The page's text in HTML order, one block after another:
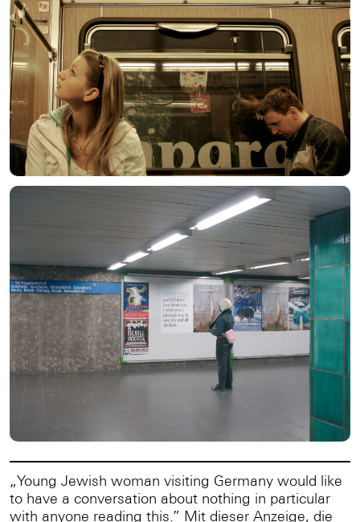
„Young Jewish woman visiting Germany would like
to have a conversation about nothing in particular
with anyone reading this.” Mit dieser Anzeige, die